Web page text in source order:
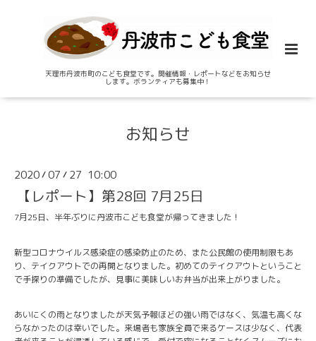
天理市丹波市町のこども食堂です。開催情報・レポートなどをお知らせ
します。ボランティアも募集中！
お知らせ
2020/07 / 27 10:00
【レポート】第28回 7月25日
7月25日、半年ぶりに丹波市こども食堂が帰ってきました！
新型コロナウイルス感染症の感染防止のため、また公民館の使用制限もあ
り、テイクアウトでの再開となりました。初めてのテイクアウトということ
で手探りの準備でしたが、見事に美味しいお弁当が出来上がりました。
あいにくの雨となりましたが天気予報ほどの強い雨ではなく、気温も高くな
らなかったのは幸いでした。来場者も家族全員で来るケースは少なく、代表